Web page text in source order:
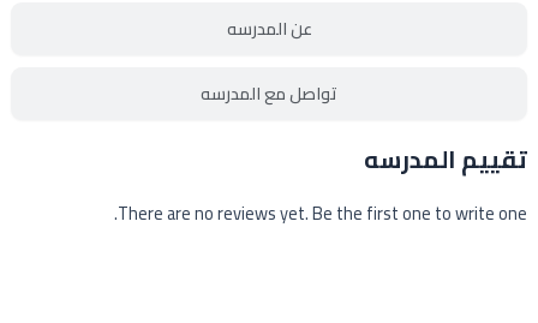
عن المدرسه
تواصل مع المدرسه
تقييم المدرسه
There are no reviews yet. Be the first one to write one.